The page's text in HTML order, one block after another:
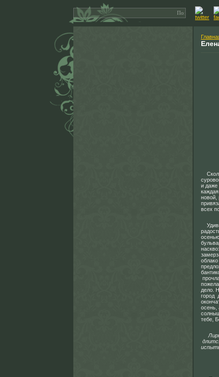
и даже
новой,
всех
дело.
город
осень,
тебе,